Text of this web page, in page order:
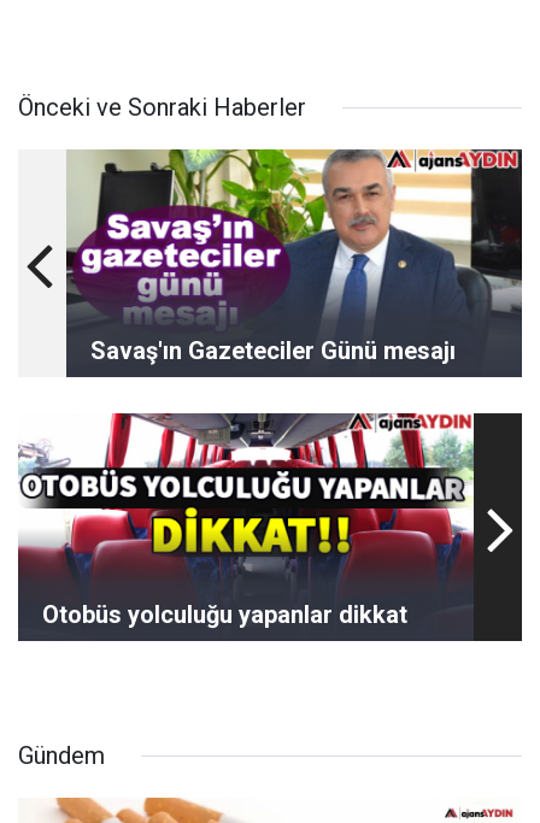
Önceki ve Sonraki Haberler
Savaş'ın Gazeteciler Günü mesajı
Otobüs yolculuğu yapanlar dikkat
Gündem